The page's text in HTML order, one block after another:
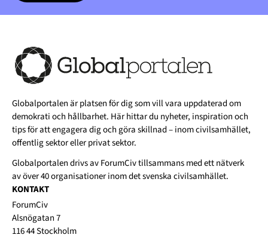
Globalportalen är platsen för dig som vill vara uppdaterad om
demokrati och hållbarhet. Här hittar du nyheter, inspiration och
tips för att engagera dig och göra skillnad – inom civilsamhället,
offentlig sektor eller privat sektor.
Globalportalen drivs avForumCivtillsammans med ett nätverk
av över 40 organisationer inom det svenska civilsamhället.
KONTAKT
ForumCiv
Alsnögatan 7
116 44 Stockholm